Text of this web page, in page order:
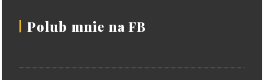
Polub mnie na FB